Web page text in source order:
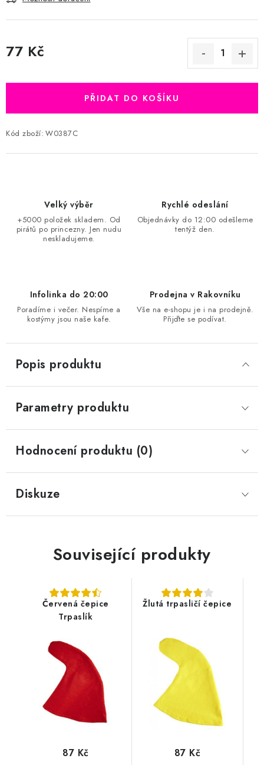
77 Kč
PŘIDAT DO KOŠÍKU
Kód zboží: W0387C
Velký výběr
+5000 položek skladem. Od
pirátů po princezny. Jen nudu
neskladujeme.
Rychlé odeslání
Objednávky do 12:00 odešleme
tentýž den.
Infolinka do 20:00
Poradíme i večer. Nespíme a
kostýmy jsou naše kafe.
Prodejna v Rakovníku
Vše na e-shopu je i na prodejně.
Přijďte se podívat.
Popis produktu
Parametry produktu
Hodnocení produktu (0)
Diskuze
Související produkty
Červená čepice
Trpaslík
87 Kč
Žlutá trpasličí čepice
87 Kč